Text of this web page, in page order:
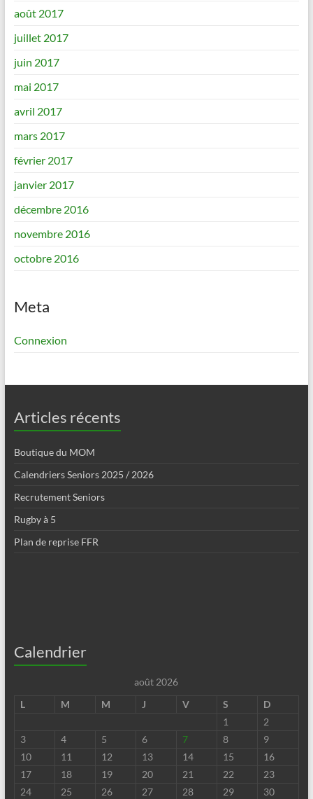
août 2017
juillet 2017
juin 2017
mai 2017
avril 2017
mars 2017
février 2017
janvier 2017
décembre 2016
novembre 2016
octobre 2016
Meta
Connexion
Articles récents
Boutique du MOM
Calendriers Seniors 2025 / 2026
Recrutement Seniors
Rugby à 5
Plan de reprise FFR
Calendrier
août 2026
L
M M J V S
D
1
2
3
4 5 6 7 8
9
10
11 12 13 14 15
16
17
18 19 20 21 22
23
24
25 26 27 28 29
30